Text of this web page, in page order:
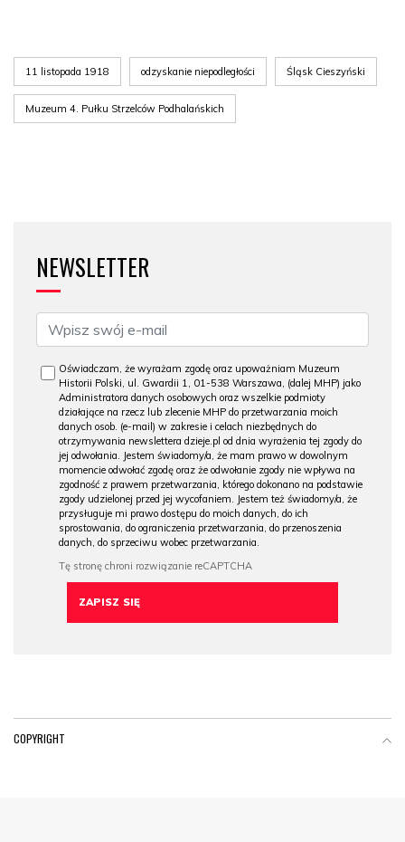
11 listopada 1918 odzyskanie niepodległości Śląsk Cieszyński
Muzeum 4. Pułku Strzelców Podhalańskich
NEWSLETTER
Oświadczam, że wyrażam zgodę oraz upoważniam Muzeum
Historii Polski, ul. Gwardii 1, 01-538 Warszawa, (dalej MHP) jako
Administratora danych osobowych oraz wszelkie podmioty
działające na rzecz lub zlecenie MHP do przetwarzania moich
danych osob. (e-mail) w zakresie i celach niezbędnych do
otrzymywania newslettera dzieje.pl od dnia wyrażenia tej zgody do
jej odwołania. Jestem świadomy/a, że mam prawo w dowolnym
momencie odwołać zgodę oraz że odwołanie zgody nie wpływa na
zgodność z prawem przetwarzania, którego dokonano na podstawie
zgody udzielonej przed jej wycofaniem. Jestem też świadomy/a, że
przysługuje mi prawo dostępu do moich danych, do ich
sprostowania, do ograniczenia przetwarzania, do przenoszenia
danych, do sprzeciwu wobec przetwarzania.
COPYRIGHT